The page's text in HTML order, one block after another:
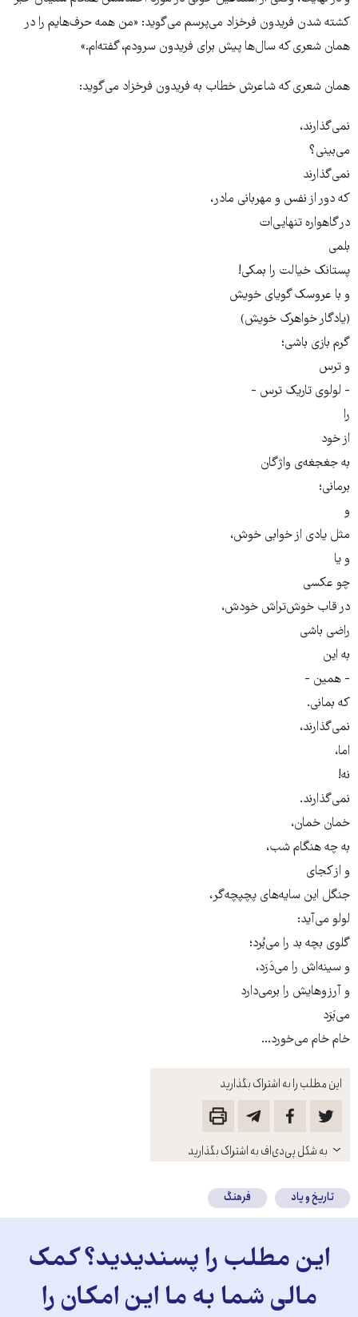
این مطلب را به اشتراک بگذارید
باز
کنید
به شکل پی‌دی‌اف به اشتراک بگذارید
کشته شدن فریدون فرخزاد می‌پرسم می‌گوید: «من همه حرف‌هایم را در‌‌
همان شعری که سال‌ها پیش برای فریدون سرودم، گفته‌ام.»
همان شعری که شاعرش خطاب به فریدون فرخزاد می‌گوید:
نمی‌گذارند،
می‌بینی؟
نمی‌گذارند
که دور از نفس و مهربانی مادر،
در گاهواره تنهایی‌ات
بلمی
پستانک خیالت را بمکی!
و با عروسک گویای خویش
(یادگار خواهرک خویش)
گرم بازی باشی؛
و ترس
- لولوی تاریک ترس -
را
از خود
به جغجغه‌ی واژگان
برمانی؛
و
مثل یادی از خوابی خوش،
و یا
چو عکسی
در قاب خوش‌تراش خودش،
راضی باشی
به این
- همین -
که بمانی.
نمی‌گذارند،
اما،
نه!
نمی‌گذارند.
خمان خمان،
به چه هنگام شب،
و از کجای
جنگل این سایه‌های پچپچه‌گر،
لولو می‌آید:
گلوی بچه‌ بد را می‌بُرد؛
و سینه‌اش را می‌دَرَد،
و آرزو‌هایش را برمی‌دارد
می‌بَرَد
خام خام می‌خورد...
تاریخ و یاد فرهنگ
این مطلب را پسندیدید؟ کمک
مالی شما به ما این امکان را